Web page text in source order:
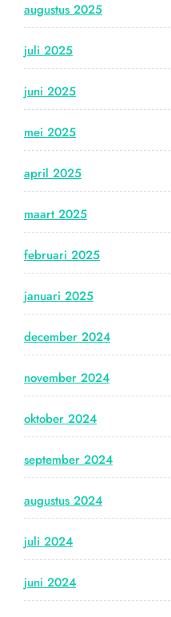
augustus 2025
juli 2025
juni 2025
mei 2025
april 2025
maart 2025
februari 2025
januari 2025
december 2024
november 2024
oktober 2024
september 2024
augustus 2024
juli 2024
juni 2024